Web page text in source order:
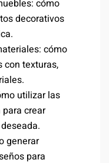
cómo
decorativos
cómo
con texturas,
utilizar las
crear
generar
para